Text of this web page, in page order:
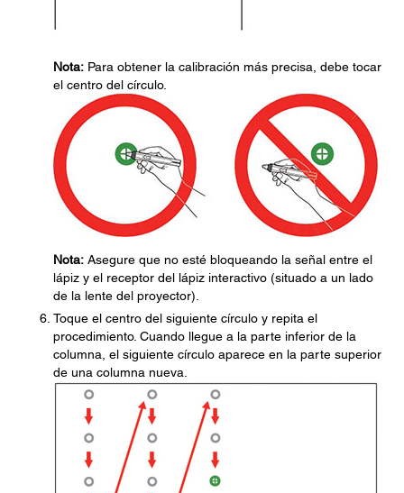
Nota: Para obtener la calibración más precisa, debe tocar
el centro del círculo.
Nota: Asegure que no esté bloqueando la señal entre el
lápiz y el receptor del lápiz interactivo (situado a un lado
de la lente del proyector).
Toque el centro del siguiente círculo y repita el
procedimiento. Cuando llegue a la parte inferior de la
columna, el siguiente círculo aparece en la parte superior
de una columna nueva.